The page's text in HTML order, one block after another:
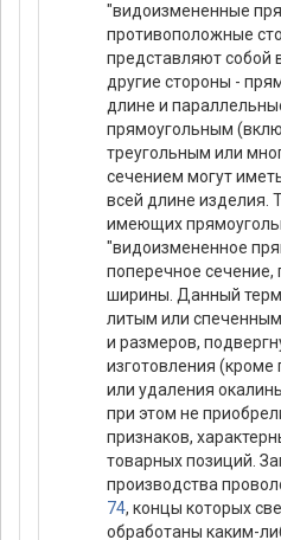
"видоизмененные
противоположные
представляют собой
другие стороны -
длине и
прямоугольным
треугольным или
сечением могут
всей длине изделия.
имеющих
"видоизмененное
поперечное сечение,
ширины. Данный
литым или
и размеров,
изготовления (кроме
или удаления
при этом не
признаков,
товарных позиций.
производства
74, концы которых
обработаны каким-